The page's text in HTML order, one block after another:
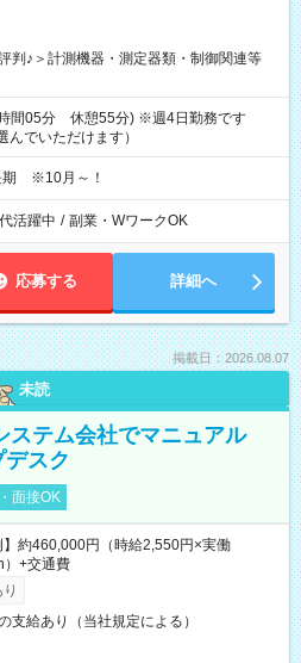
判♪＞計測機器・測定器類・制御関連等
間05分 休憩55分) ※週4日勤務です
でいただけます）
期 ※10月～！
活躍中 / 副業・WワークOK
応募する 詳細へ
掲載日：2026.08.07
未読
ステム会社でマニュアル
スク
面接OK
約460,000円（時給2,550円×実働
+交通費
支給あり（当社規定による）